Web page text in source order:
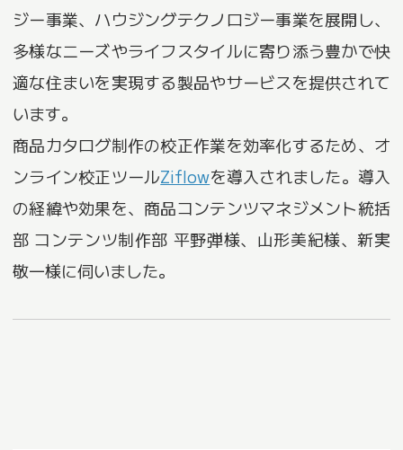
ジー事業、ハウジングテクノロジー事業を展開し、
多様なニーズやライフスタイルに寄り添う豊かで快
適な住まいを実現する製品やサービスを提供されて
います。
商品カタログ制作の校正作業を効率化するため、オ
ンライン校正ツールZiflowを導入されました。導入
の経緯や効果を、商品コンテンツマネジメント統括
部 コンテンツ制作部 平野弾様、山形美紀様、新実
敬一様に伺いました。